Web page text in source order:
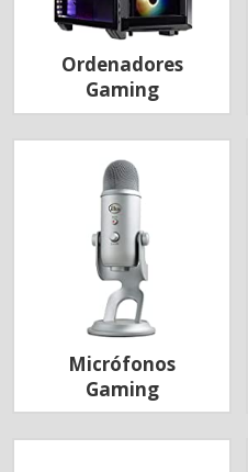
Ordenadores
Gaming
Micrófonos
Gaming